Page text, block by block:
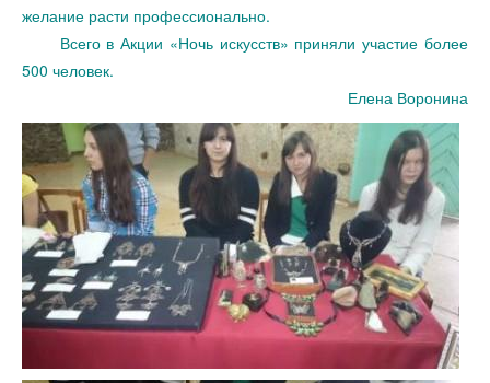
желание расти профессионально.
Всего в Акции «Ночь искусств» приняли участие более
500 человек.
Елена Воронина